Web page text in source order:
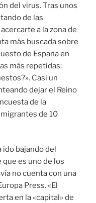
del virus. Tras unos
de las
a la zona de
más buscada sobre
de España en
más repetidas:
Casi un
dejar el Reino
de la
de 10
ido bajando del
es uno de los
no cuenta con una
Press. «El
en la «capital» de